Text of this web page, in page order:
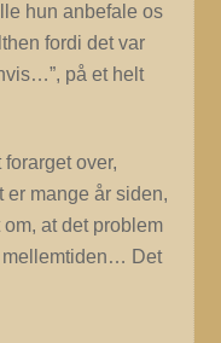
hun anbefale os
fordi det var
på et helt
over,
mange år siden,
at det problem
mellemtiden… Det